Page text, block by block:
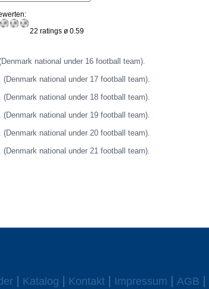
22 ratings ø 0.59
national under 16 football team).
national under 17 football team).
(Denmark national under 18 football team).
national under 19 football team).
national under 20 football team).
(Denmark national under 21 football team).
Katalog Kontakt Impressum AGB